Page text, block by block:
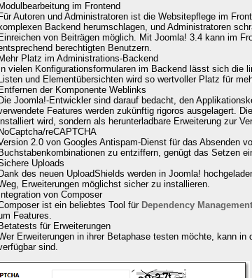
Modulbearbeitung im Frontend
Für Autoren und Administratoren ist die Websitepflege im
komplexen Backend herumschlagen, und Administratoren
Einreichen von Beiträgen möglich. Mit Joomla! 3.4 kann im
berechtigten Benutzern.
Mehr Platz im Administrations-Backend
In vielen Konfigurationsformularen im Backend lässt sich die
Listen und Elementübersichten wird so wertvoller Platz für
Entfernen der Komponente Weblinks
Die Joomla!-Entwickler sind darauf bedacht, den
Features werden zukünftig rigoros ausgelagert.
wird, sondern als herunterladbare Erweiterung zur
NoCaptcha/reCAPTCHA
2.0 von Googles Antispam-Dienst für das Absenden
Buchstabenkombinationen zu entziffern, genügt das Setzen
Uploads
Dank des neuen UploadShields werden in Joomla!
Erweiterungen möglichst sicher zu installieren.
Integration von Composer
ist ein beliebtes Tool für Dependency Management
Features.
Betatests für Erweiterungen
Erweiterungen in ihrer Betaphase testen möchte, kann
sind.